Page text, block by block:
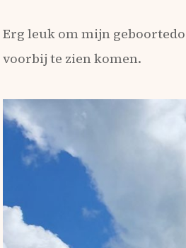
Erg leuk om mijn
voorbij te zien komen.